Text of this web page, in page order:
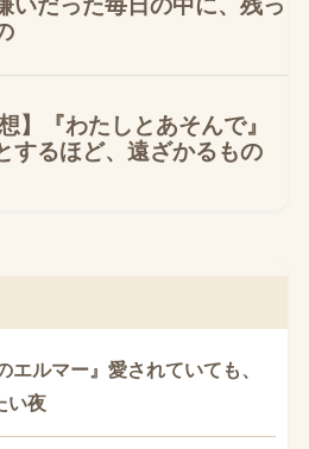
エルマー』愛されていても、
い夜